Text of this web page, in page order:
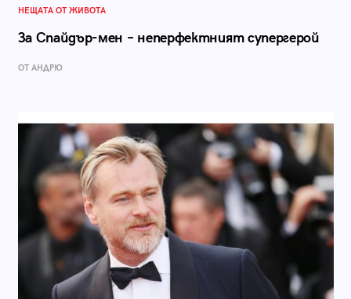
НЕЩАТА ОТ ЖИВОТА
За Спайдър-мен – неперфектният супергерой
ОТ АНДРЮ